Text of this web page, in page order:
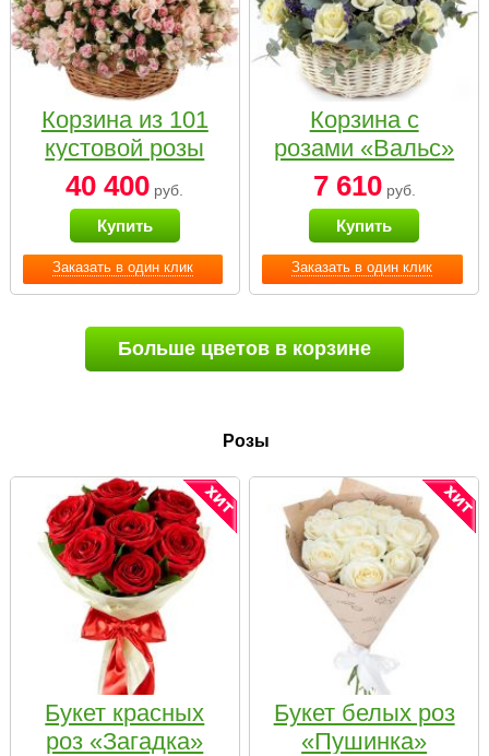
Заказать в один клик
Корзина из 101
кустовой розы
нежных тонов
40 400 руб.
Купить
Заказать в один клик
Корзина с
розами «Вальс»
7 610руб.
Купить
Больше цветов в корзине
Розы
Букет красных
роз «Загадка»
Букет белых роз
«Пушинка»